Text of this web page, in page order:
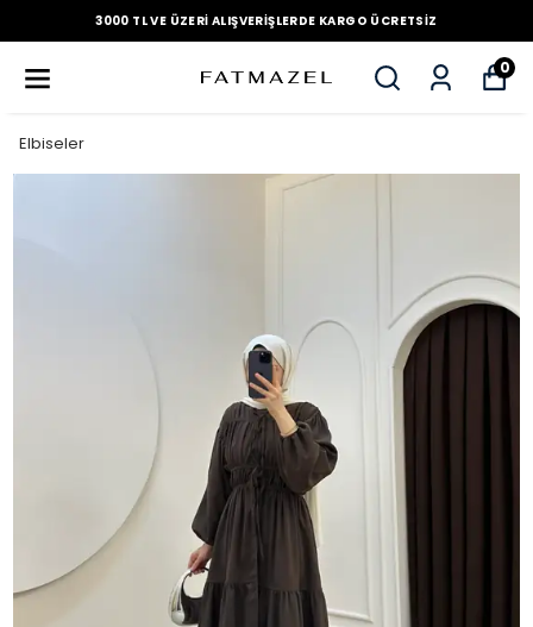
3000 TL VE ÜZERI ALIŞVERIŞLERDE KARGO ÜCRETSIZ
0
Elbiseler